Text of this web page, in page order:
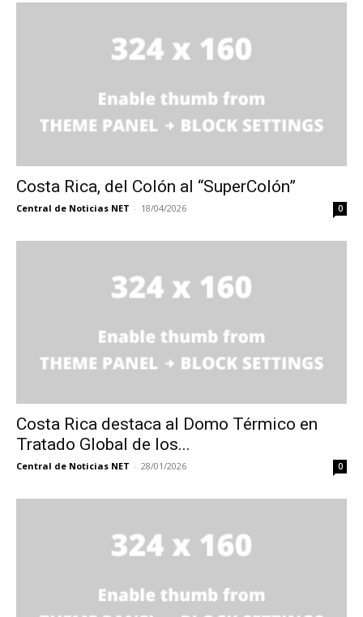
Costa Rica, del Colón al “SuperColón”
Central de Noticias NET - 18/04/2026 0
Costa Rica destaca al Domo Térmico en
Tratado Global de los...
Central de Noticias NET - 28/01/2026 0